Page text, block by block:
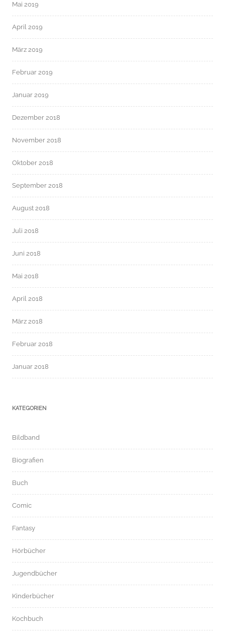
Mai 2019
April 2019
März 2019
Februar 2019
Januar 2019
Dezember 2018
November 2018
Oktober 2018
September 2018
August 2018
Juli 2018
Juni 2018
Mai 2018
April 2018
März 2018
Februar 2018
Januar 2018
KATEGORIEN
Bildband
Biografien
Buch
Comic
Fantasy
Hörbücher
Jugendbücher
Kinderbücher
Kochbuch